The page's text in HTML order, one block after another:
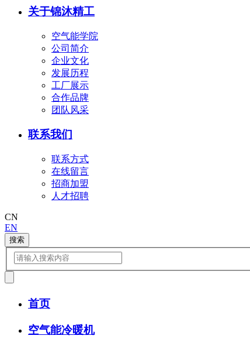
关于锦沐精工
空气能学院
公司简介
企业文化
发展历程
工厂展示
合作品牌
团队风采
联系我们
联系方式
在线留言
招商加盟
人才招聘
CN
EN
搜索
首页
空气能冷暖机